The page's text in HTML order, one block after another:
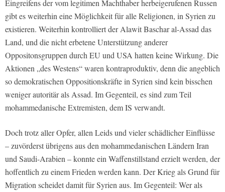
Eingreifens der vom legitimen Machthaber herbeigerufenen Russen
gibt es weiterhin eine Möglichkeit für alle Religionen, in Syrien zu
existieren. Weiterhin kontrolliert der Alawit Baschar al-Assad das
Land, und die nicht erbetene Unterstützung anderer
Oppositonsgruppen durch EU und USA hatten keine Wirkung. Die
Aktionen „des Westens“ waren kontraproduktiv, denn die angeblich
so demokratischen Oppositionskräfte in Syrien sind kein bisschen
weniger autoritär als Assad. Im Gegenteil, es sind zum Teil
mohammedanische Extremisten, dem IS verwandt.
Doch trotz aller Opfer, allen Leids und vieler schädlicher Einflüsse
– zuvörderst übrigens aus den mohammedanischen Ländern Iran
und Saudi-Arabien – konnte ein Waffenstillstand erzielt werden, der
hoffentlich zu einem Frieden werden kann. Der Krieg als Grund für
Migration scheidet damit für Syrien aus. Im Gegenteil: Wer als